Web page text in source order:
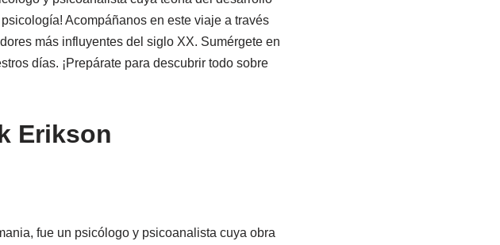
Acompáñanos en este viaje a través
más influyentes del siglo XX. Sumérgete en
días. ¡Prepárate para descubrir todo sobre
Erikson
fue un psicólogo y psicoanalista cuya obra